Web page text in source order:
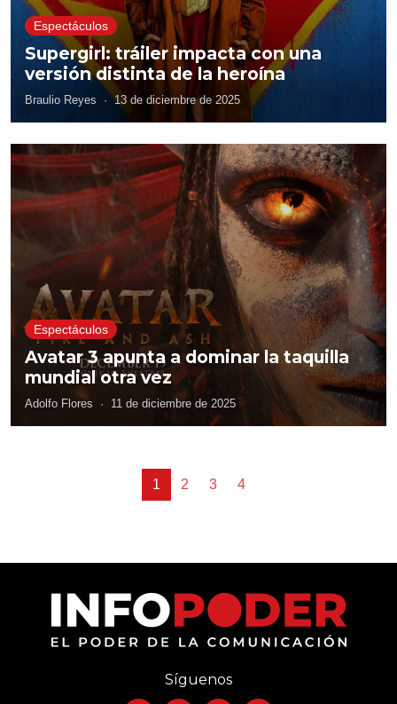
Espectáculos
Supergirl: tráiler impacta con una
versión distinta de la heroína
Braulio Reyes · 13 de diciembre de 2025
Espectáculos
Avatar 3 apunta a dominar la taquilla
mundial otra vez
Adolfo Flores · 11 de diciembre de 2025
1 2 3 4
Síguenos